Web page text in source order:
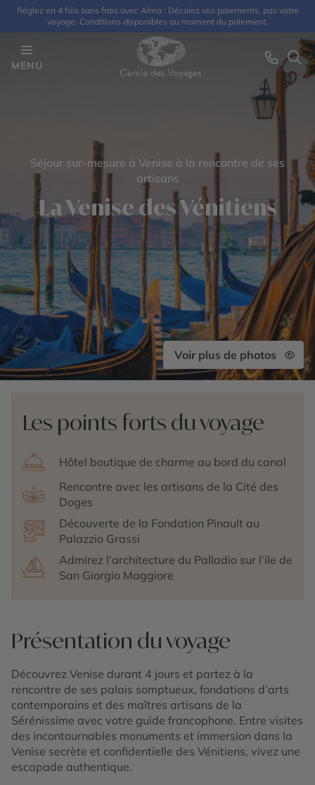
Réglez en 4 fois sans frais avec Alma : Décalez vos paiements, pas votre
voyage. Conditions disponibles au moment du paiement.
MENU
Séjour sur-mesure à Venise à la rencontre de ses
artisans
La Venise des Vénitiens
Voir plus de photos
Les points forts du voyage
Hôtel boutique de charme au bord du canal
Rencontre avec les artisans de la Cité des
Doges
Découverte de la Fondation Pinault au
Palazzio Grassi
Admirez l’architecture du Palladio sur l’ile de
San Giorgio Maggiore
Présentation du voyage
Découvrez Venise durant 4 jours et partez à la
rencontre de ses palais somptueux, fondations d’arts
contemporains et des maîtres artisans de la
Sérénissime avec votre guide francophone. Entre visites
des incontournables monuments et immersion dans la
Venise secrète et confidentielle des Vénitiens, vivez une
escapade authentique.